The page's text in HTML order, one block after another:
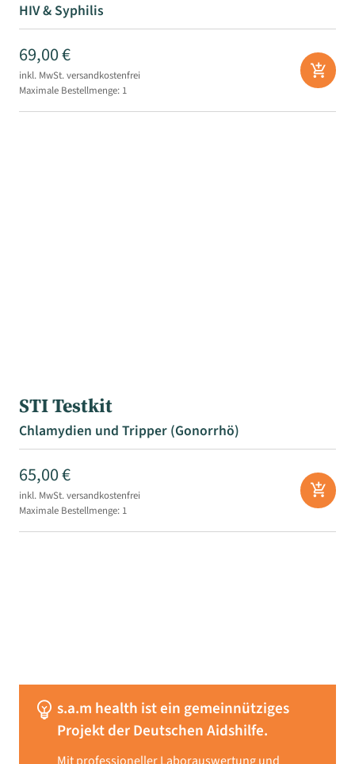
HIV & Syphilis
69,00 €
inkl. MwSt.versandkostenfrei
Maximale Bestellmenge: 1
add_shopping_cart
STI Testkit
Chlamydien und Tripper (Gonorrhö)
65,00 €
inkl. MwSt.versandkostenfrei
Maximale Bestellmenge: 1
add_shopping_cart
emoji_objects s.a.m health ist ein gemeinnütziges
Projekt der Deutschen Aidshilfe.